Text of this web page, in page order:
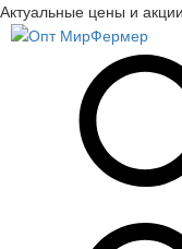
Актуальные цены и